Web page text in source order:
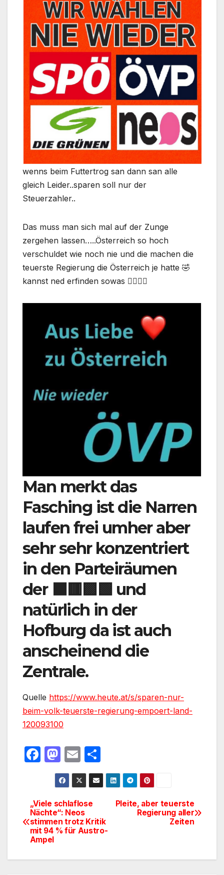
wenns beim Futtertrog san dann san alle
gleich Leider..sparen soll nur der
Steuerzahler..
Das muss man sich mal auf der Zunge
zergehen lassen…..Österreich so hoch
verschuldet wie noch nie und die machen die
teuerste Regierung die Österreich je hatte 🤣
kannst ned erfinden sowas 🤦‍♂️🤦‍♂️
Man merkt das
Fasching ist die Narren
laufen frei umher aber
sehr sehr konzentriert
in den Parteiräumen
der ⬛🟥🟪🟩 und
natürlich in der
Hofburg da ist auch
anscheinend die
Zentrale.
Quelle https://www.heute.at/s/sparen-nur-
beim-volk-teuerste-regierung-empoert-land-
120093100
F
e
b
o
o
M
a
st
o
d
o
E
m
ail
ei
le
Beitragsnavigation
Pleite, aber teuerste
Regierung aller
Zeiten
„Viele schlaflose
Nächte“: Neos
stimmen trotz Kritik
mit 94 % für Austro-
Ampel